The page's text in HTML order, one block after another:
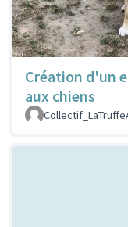
Création d'un
aux chiens